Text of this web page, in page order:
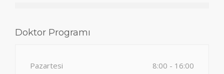
Doktor Programı
Pazartesi 8:00 - 16:00